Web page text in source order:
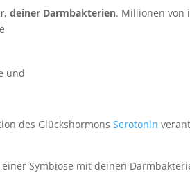
deiner Darmbakterien. Millionen von
und
des GlückshormonsSerotonin
Symbiose mit deinen